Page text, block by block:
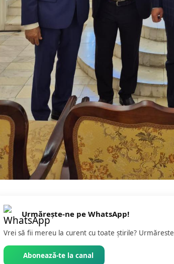
Urmărește-ne pe WhatsApp!
Vrei să fii mereu la curent cu toate știrile? Urmăreste
Abonează-te la canal